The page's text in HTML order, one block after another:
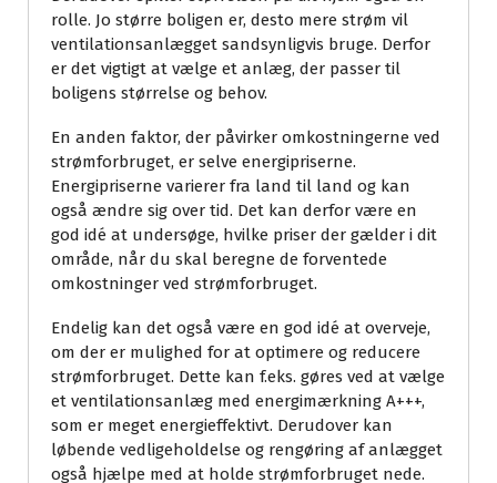
rolle. Jo større boligen er, desto mere strøm vil
ventilationsanlægget sandsynligvis bruge. Derfor
er det vigtigt at vælge et anlæg, der passer til
boligens størrelse og behov.
En anden faktor, der påvirker omkostningerne ved
strømforbruget, er selve energipriserne.
Energipriserne varierer fra land til land og kan
også ændre sig over tid. Det kan derfor være en
god idé at undersøge, hvilke priser der gælder i dit
område, når du skal beregne de forventede
omkostninger ved strømforbruget.
Endelig kan det også være en god idé at overveje,
om der er mulighed for at optimere og reducere
strømforbruget. Dette kan f.eks. gøres ved at vælge
et ventilationsanlæg med energimærkning A+++,
som er meget energieffektivt. Derudover kan
løbende vedligeholdelse og rengøring af anlægget
også hjælpe med at holde strømforbruget nede.